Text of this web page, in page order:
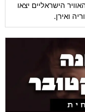
0220 כוחות חיל האוויר הישראליים יצאו
ואירן.